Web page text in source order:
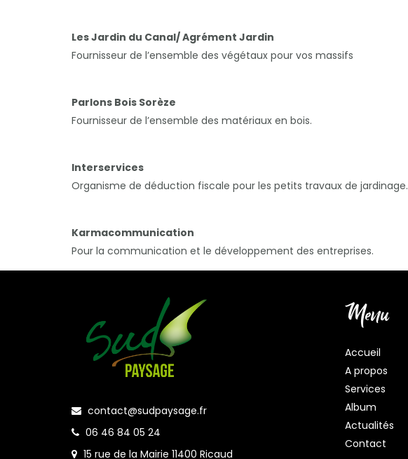
Les Jardin du Canal/ Agrément Jardin
Fournisseur de l’ensemble des végétaux pour vos massifs
Parlons Bois Sorèze
Fournisseur de l’ensemble des matériaux en bois.
lnterservices
Organisme de déduction fiscale pour les petits travaux de jardinage.
Karmacommunication
Pour la communication et le développement des entreprises.
contact@sudpaysage.fr
06 46 84 05 24
15 rue de la Mairie 11400 Ricaud
Menu
Accueil
A propos
Services
Album
Actualités
Contact